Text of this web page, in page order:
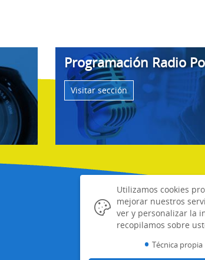
Programación Radio
Visitar sección
Utilizamos cookies
mejorar nuestros
ver y personalizar la
recopilamos sobre
• Técnica propia